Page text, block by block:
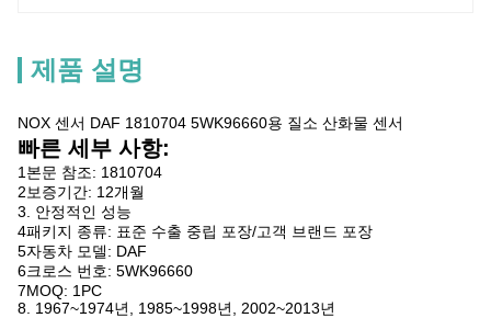
제품 설명
NOX 센서 DAF 1810704 5WK96660용 질소 산화물 센서
빠른 세부 사항:
1본문 참조: 1810704
2보증기간: 12개월
3. 안정적인 성능
4패키지 종류: 표준 수출 중립 포장/고객 브랜드 포장
5자동차 모델: DAF
6크로스 번호: 5WK96660
7MOQ: 1PC
8. 1967~1974년, 1985~1998년, 2002~2013년